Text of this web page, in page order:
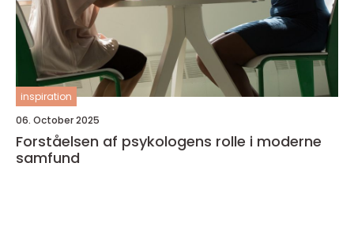
inspiration
06. October 2025
Forståelsen af psykologens rolle i moderne
samfund